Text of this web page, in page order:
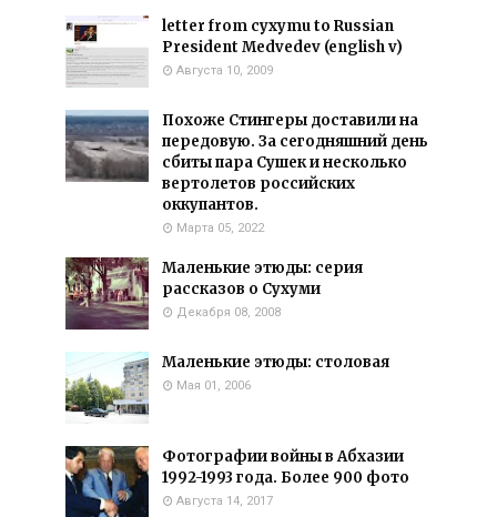
letter from cyxymu to Russian
President Medvedev (english v)
Августа 10, 2009
Похоже Стингеры доставили на
передовую. За сегодняшний день
сбиты пара Сушек и несколько
вертолетов российских
оккупантов.
Марта 05, 2022
Маленькие этюды: серия
рассказов о Сухуми
Декабря 08, 2008
Маленькие этюды: столовая
Мая 01, 2006
Фотографии войны в Абхазии
1992-1993 года. Более 900 фото
Августа 14, 2017